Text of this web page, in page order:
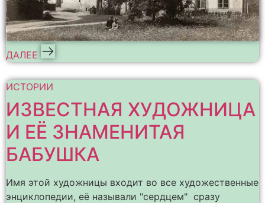
ДАЛЕЕ
ИСТОРИИ
ИЗВЕСТНАЯ ХУДОЖНИЦА
И ЕЁ ЗНАМЕНИТАЯ
БАБУШКА
Имя этой художницы входит во все художественные
энциклопедии, её называли "сердцем" сразу